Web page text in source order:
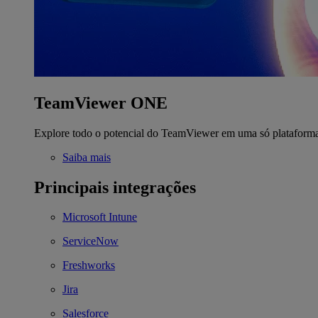
TeamViewer ONE
Explore todo o potencial do TeamViewer em uma só
Saiba mais
Principais integrações
Microsoft Intune
ServiceNow
Freshworks
Jira
Salesforce